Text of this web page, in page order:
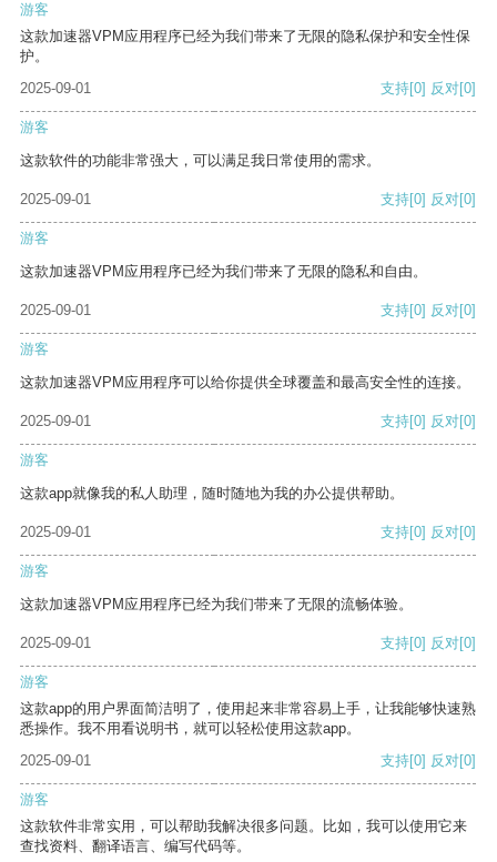
游客
这款加速器VPM应用程序已经为我们带来了无限的隐私保护和安全性保
护。
2025-09-01
支持[0] 反对[0]
游客
这款软件的功能非常强大，可以满足我日常使用的需求。
2025-09-01 支持[0] 反对[0]
游客
这款加速器VPM应用程序已经为我们带来了无限的隐私和自由。
2025-09-01 支持[0] 反对[0]
游客
这款加速器VPM应用程序可以给你提供全球覆盖和最高安全性的连接。
2025-09-01 支持[0] 反对[0]
游客
这款app就像我的私人助理，随时随地为我的办公提供帮助。
2025-09-01 支持[0] 反对[0]
游客
这款加速器VPM应用程序已经为我们带来了无限的流畅体验。
2025-09-01 支持[0] 反对[0]
游客
这款app的用户界面简洁明了，使用起来非常容易上手，让我能够快速熟
悉操作。我不用看说明书，就可以轻松使用这款app。
2025-09-01
支持[0] 反对[0]
游客
这款软件非常实用，可以帮助我解决很多问题。比如，我可以使用它来
查找资料、翻译语言、编写代码等。